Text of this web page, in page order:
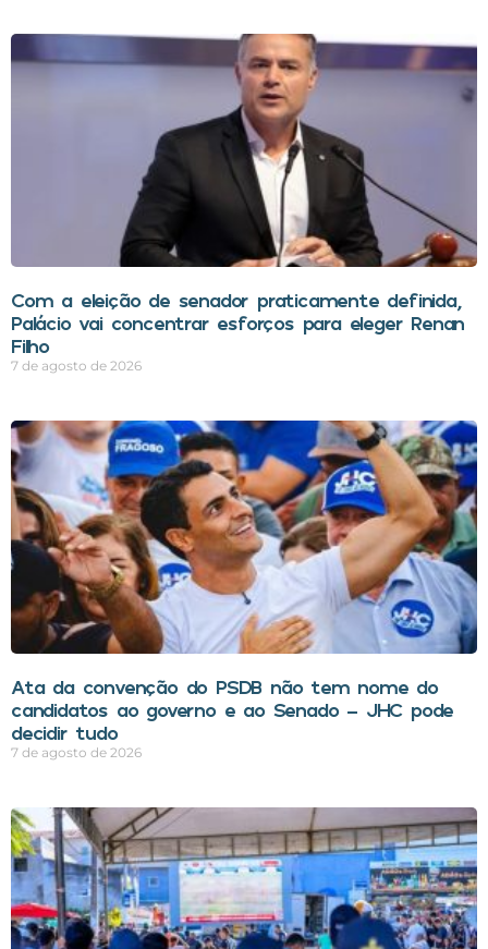
Com a eleição de senador praticamente definida,
Palácio vai concentrar esforços para eleger Renan
Filho
7 de agosto de 2026
Ata da convenção do PSDB não tem nome do
candidatos ao governo e ao Senado – JHC pode
decidir tudo
7 de agosto de 2026